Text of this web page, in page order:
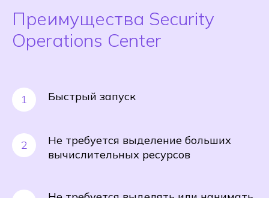
Преимущества Security
Operations Center
Быстрый запуск
Не требуется выделение больших
вычислительных ресурсов